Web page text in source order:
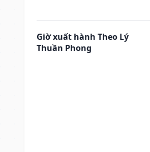
Giờ xuất hành Theo Lý
Thuần Phong